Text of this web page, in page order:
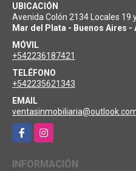
UBICACIÓN
Avenida Colón 2134 Locales 19
Mar del Plata - Buenos Aires -
MÓVIL
+542236187421
TELÉFONO
+542235621343
EMAIL
FacebookInstagram
INFORMACIÓN